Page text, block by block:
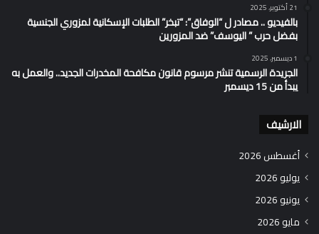
21 أكتوبر، 2025
بالفيديو .. مصادر ل “الوفاق”: “تبخر” الطلبات الإسكانية لمزوري الجنسية
بفضل حرب ” اليوسف” ضد المزورين
1 ديسمبر، 2025
الجريدة الرسمية تنشر مرسوم قانون مكافحة المخدرات الجديد.. والعمل به
يبدأ من 15 ديسمبر
الارشيف
أغسطس 2026
يوليو 2026
يونيو 2026
مايو 2026